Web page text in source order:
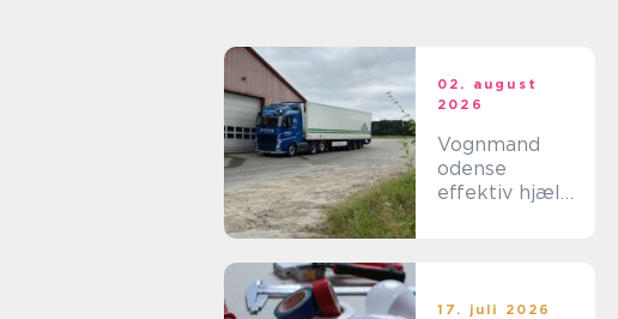
02. august
2026
Vognmand
odense
effektiv hjælp
17. juli 2026